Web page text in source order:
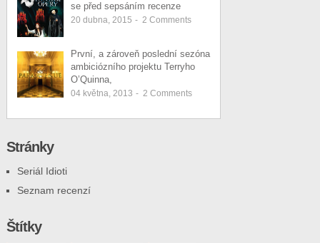
se před sepsáním recenze
20 dubna, 2015 - 2 Comments
První, a zároveň poslední sezóna
ambiciózního projektu Terryho
O’Quinna,
04 května, 2013 - 2 Comments
Stránky
Seriál Idioti
Seznam recenzí
Štítky